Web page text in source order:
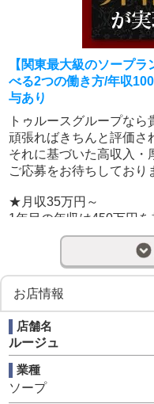
【関東最大級のソープ
べる2つの働き方/年収
与あり
トゥルースグループなら
頑張ればきちんと評価さ
それに基づいた高収入・
ご応募をお待ちしており
★月収35万円～
1年目の年収は450万円を
2年目には年収600万円
業界有数の高収入求人で
業界でも増えてきた『社
トゥルースグループも導
安心して生活できる環境
★個室寮完全無料
入社時の負担は限りなく
寮費・水道光熱費はかか
お店情報
店舗名
ルージュ
業種
ソープ